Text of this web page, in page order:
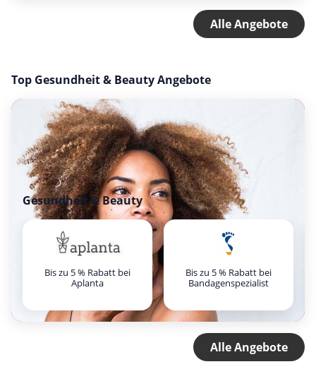
Alle Angebote
Top Gesundheit & Beauty Angebote
Gesundheit & Beauty
Bis zu 5 % Rabatt bei
Aplanta
Bis zu 5 % Rabatt bei
Bandagenspezialist
Alle Angebote